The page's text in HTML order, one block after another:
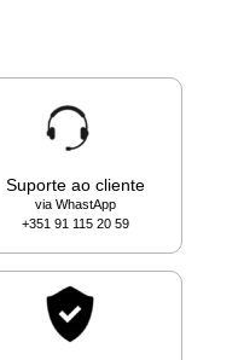
Suporte ao cliente
via WhastApp
+351 91 115 20 59